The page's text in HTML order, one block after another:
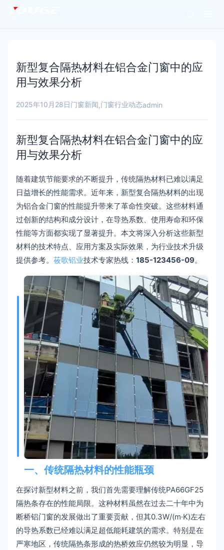
新型复合隔热材料在铝合金门窗中的应
用与效果分析
2025年10月28日门窗新闻,门窗行业动态admin
新型复合隔热材料在铝合金门窗中的应
用与效果分析
随着建筑节能要求的不断提升，传统隔热材料已难以满足
日益增长的性能需求。近年来，新型复合隔热材料的出现
为铝合金门窗的性能提升带来了革命性突破。这些材料通
过创新的结构和成分设计，在导热系数、使用寿命和环保
性能等方面都实现了显著提升。本文将深入分析这些新型
材料的技术特点、应用方案及实际效果，为行业技术升级
提供参考。 莜歌铝业技术专家热线： 185-123456-09。
一、传统隔热材料的性能瓶颈
在探讨新型材料之前，我们首先需要理解传统PA66GF25
隔热条存在的性能局限。这种材料虽然在过去二十年中为
断桥铝门窗的发展做出了重要贡献，但其0.3W/(m·K)左右
的导热系数已经难以满足超低能耗建筑的需求。特别是在
严寒地区，传统隔热条形成的热桥效应仍然较为明显，导